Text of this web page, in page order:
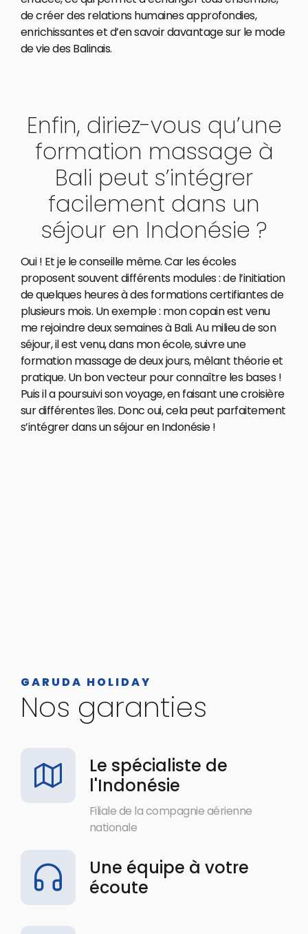
de créer des relations humaines approfondies,
enrichissantes et d’en savoir davantage sur le mode
de vie des Balinais.
Enfin, diriez-vous qu’une
formation massage à
Bali peut s’intégrer
facilement dans un
séjour en Indonésie ?
Oui ! Et je le conseille même. Car les écoles
proposent souvent différents modules : de l’initiation
de quelques heures à des formations certifiantes de
plusieurs mois. Un exemple : mon copain est venu
me rejoindre deux semaines à Bali. Au milieu de son
séjour, il est venu, dans mon école, suivre une
formation massage de deux jours, mêlant théorie et
pratique. Un bon vecteur pour connaître les bases !
Puis il a poursuivi son voyage, en faisant une croisière
sur différentes îles. Donc oui, cela peut parfaitement
s’intégrer dans un séjour en Indonésie !
GARUDA HOLIDAY
Nos garanties
Le spécialiste de
l'Indonésie
Filiale de la compagnie aérienne
nationale
Une équipe à votre
écoute